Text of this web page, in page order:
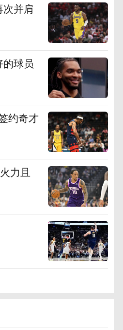
并肩
球员
约奇才
力且